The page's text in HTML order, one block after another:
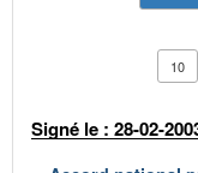
10
Signé le : 28-02-